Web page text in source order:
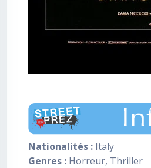
Nationalités : Italy
Genres : Horreur, Thriller